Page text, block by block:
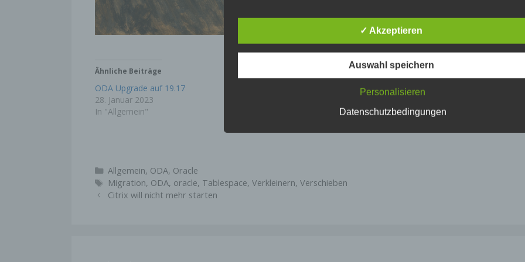
Ähnliche Beiträge
ODA Upgrade auf 19.17
28. Januar 2023
In "Allgemein"
ODA und ASR: Installation auf
3. September 2024
Kategorien
Allgemein, ODA, Oracle
Schlagwörter
Migration, ODA, oracle, Tablespace, Verkleinern, Verschieben
Citrix will nicht mehr starten
Die Internetseiten verwenden teilweise so genannte Cookies. Cookies
richten auf Ihrem Rechner keinen Schaden an und enthalten keine
Cookies dienen dazu, unser Angebot nutzerfreundlicher, effektiver
sicherer zu machen. Cookies sind kleine Textdateien, die auf Ihrem
Rechner abgelegt werden und die Ihr Browser speichert.
✓ Akzeptieren
Auswahl speichern
Personalisieren
Datenschutzbedingungen